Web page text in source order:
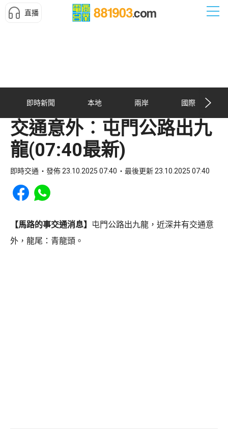
直播
即時新聞 本地 兩岸 國際
交通意外︰屯門公路出九
龍(07:40最新)
即時交通 發佈 23.10.2025 07:40 最後更新 23.10.2025 07:40
Share to Facebook
Share to WhatsApp
【馬路的事交通消息】 屯門公路出九龍，近深井有交通意
外，龍尾：青龍頭。